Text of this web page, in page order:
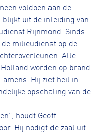
voldoen aan de
uit de inleiding van
Rijnmond. Sinds
milieudienst op de
Alle
worden op brand
Hij ziet heil in
opschaling van de
houdt Geoff
Hij nodigt de zaal uit